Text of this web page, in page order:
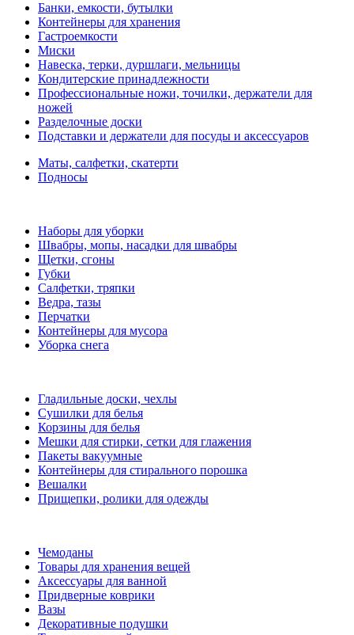
Банки, емкости, бутылки
Контейнеры для хранения
Гастроемкости
Миски
Навеска, терки, дуршлаги, мельницы
Кондитерские принадлежности
Профессиональные ножи, точилки, держатели для
ножей
Разделочные доски
Подставки и держатели для посуды и аксессуаров
Маты, салфетки, скатерти
Подносы
Наборы для уборки
Швабры, мопы, насадки для швабры
Щетки, сгоны
Губки
Салфетки, тряпки
Ведра, тазы
Перчатки
Контейнеры для мусора
Уборка снега
Гладильные доски, чехлы
Сушилки для белья
Корзины для белья
Мешки для стирки, сетки для глажения
Пакеты вакуумные
Контейнеры для стирального порошка
Вешалки
Прищепки, ролики для одежды
Чемоданы
Товары для хранения вещей
Аксессуары для ванной
Придверные коврики
Вазы
Декоративные подушки